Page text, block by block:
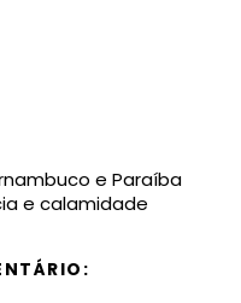
e Paraíba
e calamidade